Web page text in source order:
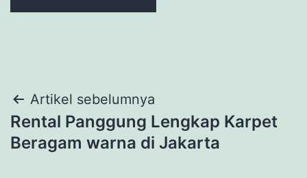
Navigasi
pos
Artikel sebelumnya
Rental Panggung Lengkap Karpet
Beragam warna di Jakarta